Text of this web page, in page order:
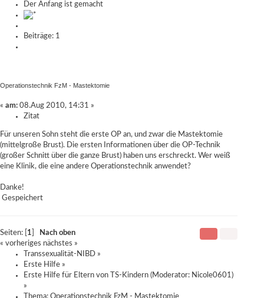
Der Anfang ist gemacht
Beiträge: 1
Operationstechnik FzM - Mastektomie
« am: 08.Aug 2010, 14:31 »
Zitat
Für unseren Sohn steht die erste OP an, und zwar die Mastektomie
(mittelgroße Brust). Die ersten Informationen über die OP-Technik
(großer Schnitt über die ganze Brust) haben uns erschreckt. Wer weiß
eine Klinik, die eine andere Operationstechnik anwendet?
Danke!
Gespeichert
Seiten: [ 1
Nach oben
« vorheriges nächstes »
Transsexualität-NIBD »
Erste Hilfe »
Erste Hilfe für Eltern von TS-Kindern (Moderator: Nicole0601)
»